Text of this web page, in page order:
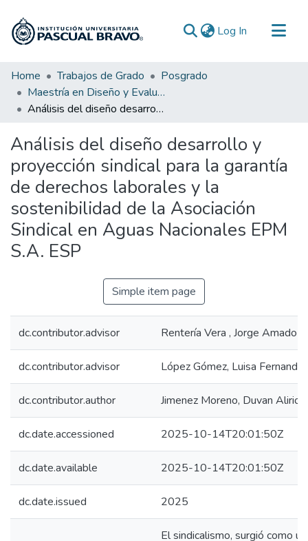
Log In (current)
Communities & Collections
All of DSpace
Statistics
Home Trabajos de Grado
Posgrado
Maestría en Diseño y Evaluación de Proyectos Regionales
Análisis del diseño desarrollo y proyección sindical para la garantía de derechos laborales y la sostenibilidad de la Asociación Sindical en Aguas Nacionales EPM S.A. ESP
Análisis del diseño desarrollo y
proyección sindical para la garantía
de derechos laborales y la
sostenibilidad de la Asociación
Sindical en Aguas Nacionales EPM
S.A. ESP
Simple item page
dc.contributor.advisor Rentería Vera , Jorge Amado
dc.contributor.advisor López Gómez, Luisa Fernanda
dc.contributor.author Jimenez Moreno, Duvan Alirio
dc.date.accessioned 2025-10-14T20:01:50Z
dc.date.available 2025-10-14T20:01:50Z
dc.date.issued 2025
El sindicalismo, surgió como